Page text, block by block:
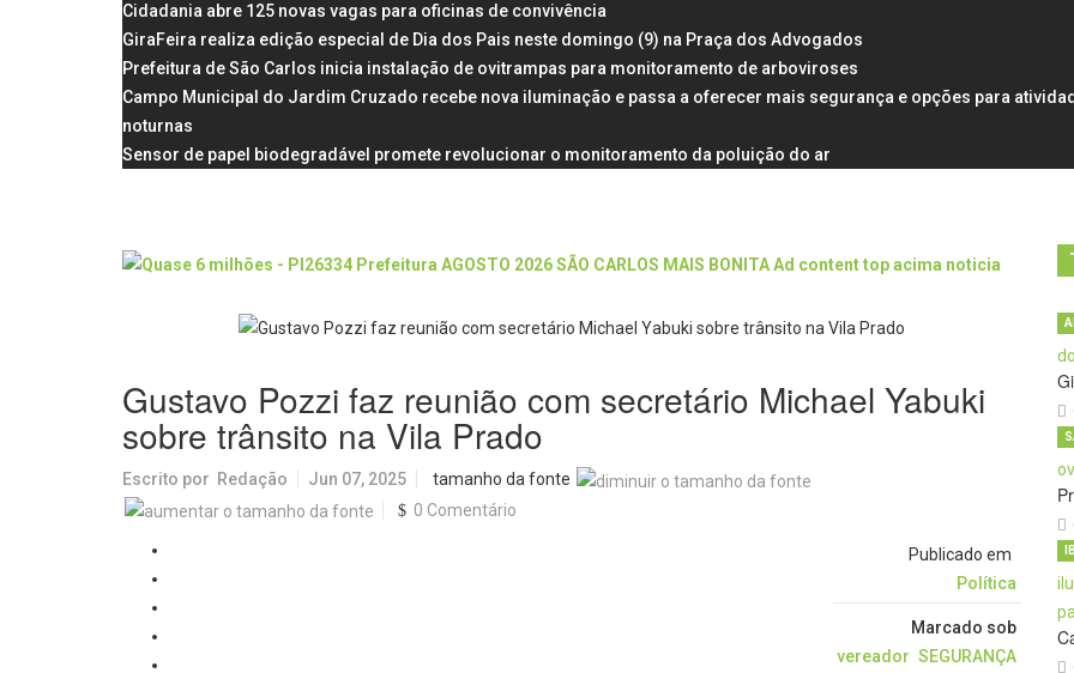
Cidadania abre 125 novas vagas para oficinas de convivência
GiraFeira realiza edição especial de Dia dos Pais neste domingo (9) na Praça dos Advogados
Prefeitura de São Carlos inicia instalação de ovitrampas para monitoramento de arboviroses
Campo Municipal do Jardim Cruzado recebe nova iluminação e passa a oferecer mais segurança e opções para
noturnas
Sensor de papel biodegradável promete revolucionar o monitoramento da poluição do ar
Gustavo Pozzi faz reunião com secretário Michael Yabuki
sobre trânsito na Vila Prado
Escrito por Redação Jun 07, 2025
tamanho da fonte
0 Comentário
Publicado em
Política
Marcado sob
vereador SEGURANÇA